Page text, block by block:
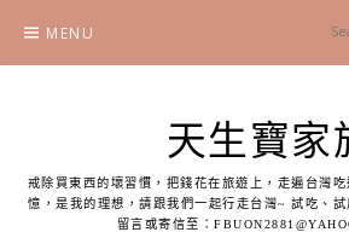
content
MENU
天生寶家
戒除買東西的壞習慣，把錢花在旅遊上，走遍台灣
憶，是我的理想，請跟我們一起行走台灣~ 試吃、
留言或寄信至：